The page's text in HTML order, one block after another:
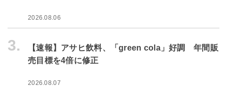
2026.08.06
3.
【速報】アサヒ飲料、「green cola」好調 年間販
売目標を4倍に修正
2026.08.07